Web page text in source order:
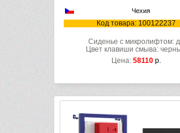
Чехия
Код товара: 100122237
Сиденье с микролифтом:
Цвет клавиши смыва:
Цена: 58110р.